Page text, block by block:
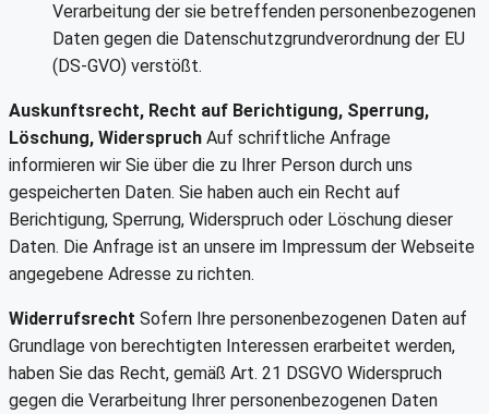
Verarbeitung der sie betreffenden personenbezogenen
Daten gegen die Datenschutzgrundverordnung der EU
(DS-GVO) verstößt.
Auskunftsrecht, Recht auf Berichtigung, Sperrung,
Löschung, Widerspruch Auf schriftliche Anfrage
informieren wir Sie über die zu Ihrer Person durch uns
gespeicherten Daten. Sie haben auch ein Recht auf
Berichtigung, Sperrung, Widerspruch oder Löschung dieser
Daten. Die Anfrage ist an unsere im Impressum der Webseite
angegebene Adresse zu richten.
Widerrufsrecht Sofern Ihre personenbezogenen Daten auf
Grundlage von berechtigten Interessen erarbeitet werden,
haben Sie das Recht, gemäß Art. 21 DSGVO Widerspruch
gegen die Verarbeitung Ihrer personenbezogenen Daten